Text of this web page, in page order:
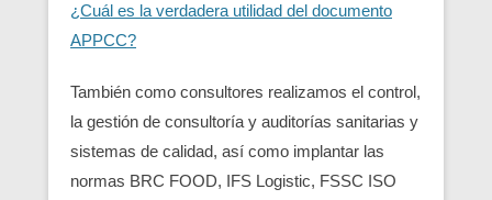
¿Cuál es la verdadera utilidad del documento
APPCC?
También como consultores realizamos el control,
la gestión de consultoría y auditorías sanitarias y
sistemas de calidad, así como implantar las
normas BRC FOOD, IFS Logistic, FSSC ISO